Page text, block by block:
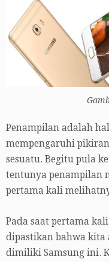
Penampilan adalah
mempengaruhi
sesuatu. Begitu pula
tentunya penampilan
pertama kali
Pada saat pertama
dipastikan bahwa kita
dimiliki Samsung ini.